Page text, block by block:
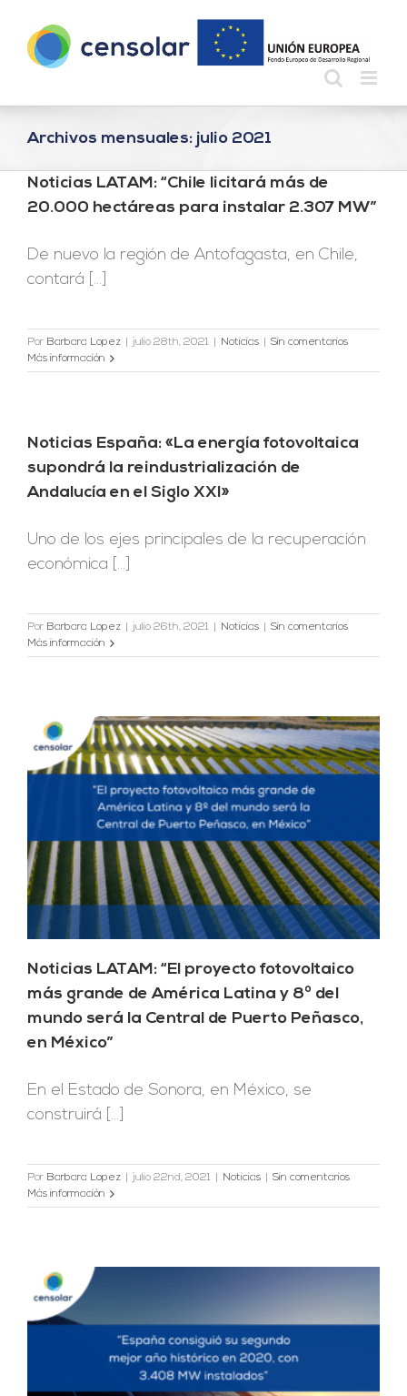
contenido
Archivos mensuales: julio 2021
Noticias LATAM: “Chile licitará más de
20.000 hectáreas para instalar 2.307 MW”
De nuevo la región de Antofagasta, en Chile,
contará [...]
Por Barbara Lopez julio 28th, 2021 Noticias
Sin comentarios
Más información
Noticias España: «La energía fotovoltaica
supondrá la reindustrialización de
Andalucía en el Siglo XXI»
Uno de los ejes principales de la recuperación
económica [...]
Por Barbara Lopez julio 26th, 2021 Noticias
Sin comentarios
Más información
Noticias LATAM: “El proyecto fotovoltaico
más grande de América Latina y 8º del
mundo será la Central de Puerto Peñasco,
en México”
En el Estado de Sonora, en México, se
construirá [...]
Por Barbara Lopez julio 22nd, 2021 Noticias
Sin comentarios
Más información